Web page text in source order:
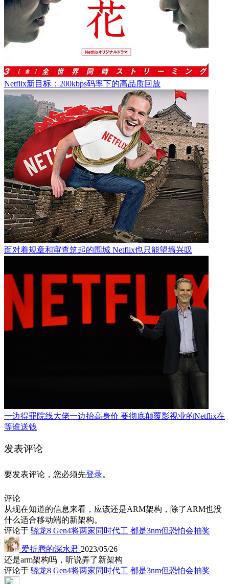
Netflix新目标：200kbps码率下的高品质回放
面对着规章和审查筑起的围城 Netflix也只能望墙兴叹
一边得罪院线大佬一边抬高身价 要彻底颠覆影视业的Netflix在
等谁送钱
发表评论
要发表评论，您必须先登录。
评论
从现在知道的信息来看，应该还是ARM架构，除了ARM也没
什么适合移动端的新架构。
评论于 骁龙8 Gen4将两家同时代工 都是3nm但恐怕会抽奖
爱折腾的深水君 2023/05/26
还是arm架构吗，听说弄了新架构
评论于 骁龙8 Gen4将两家同时代工 都是3nm但恐怕会抽奖